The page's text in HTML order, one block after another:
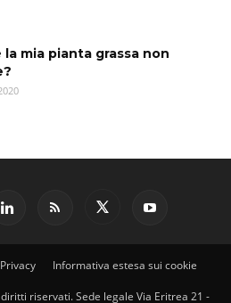
la mia pianta grassa non
Privacy Informativa estesa sui cookie
riservati. Sede legale Via Eritrea 21 -